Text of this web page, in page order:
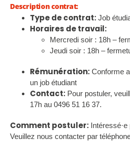
Description contrat:
Type de contrat: Job
Horaires de travail:
Mercredi soir : 18h –
Jeudi soir : 18h –
Rémunération: Conforme
un job étudiant
Contact: Pour postuler,
17h au 0496 51 16 37.
Comment postuler:
Veuillez nous contacter par